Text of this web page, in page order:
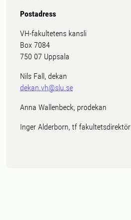
Postadress
VH-fakultetens kansli
Box 7084
750 07 Uppsala
Nils Fall, dekan
dekan.vh@slu.se
Anna Wallenbeck, prodekan
Inger Alderborn, tf fakultetsdirektör